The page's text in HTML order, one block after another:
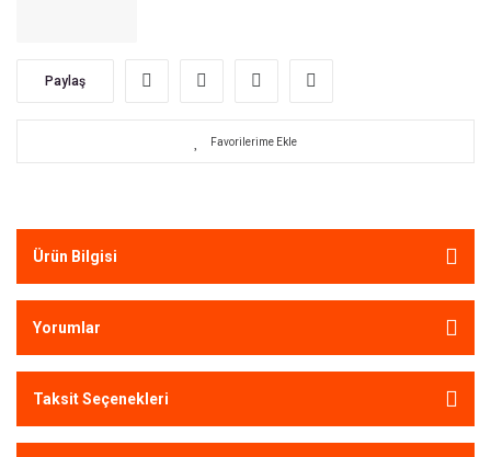
Paylaş
Ürün Bilgisi
Yorumlar
Taksit Seçenekleri